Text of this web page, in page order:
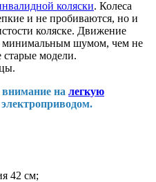
коляски. Колеса
и не пробиваются, но и
коляске. Движение
минимальным шумом, чем не
старые модели.
на легкую
42 см;